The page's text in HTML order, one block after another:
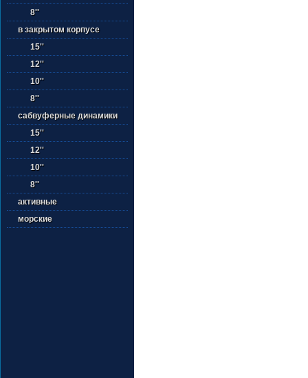
8''
в закрытом корпусе
15''
12''
10''
8''
сабвуферные динамики
15''
12''
10''
8''
активные
морские